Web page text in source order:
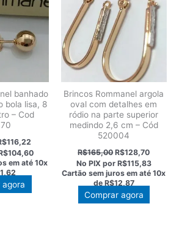
banhado
bola lisa, 8
– Cod
116,22
preço
atual
é:
R$116,22.
em até 10x
agora
Brincos Rommanel argola
oval com detalhes em
ródio na parte superior
medindo 2,6 cm – Cód
520004
R$165,00O
preço
original
era:
R$165,00.
R$128,70O
preço
atual
é:
No PIX por R$115,83
Cartão sem juros em até10x
deR$12,87
Comprar agora